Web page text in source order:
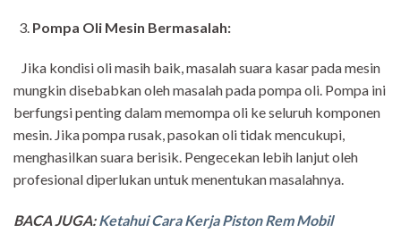
Pompa Oli Mesin Bermasalah:
Jika kondisi oli masih baik, masalah suara kasar pada mesin
mungkin disebabkan oleh masalah pada pompa oli. Pompa ini
berfungsi penting dalam memompa oli ke seluruh komponen
mesin. Jika pompa rusak, pasokan oli tidak mencukupi,
menghasilkan suara berisik. Pengecekan lebih lanjut oleh
profesional diperlukan untuk menentukan masalahnya.
BACA JUGA:Ketahui Cara Kerja Piston Rem Mobil